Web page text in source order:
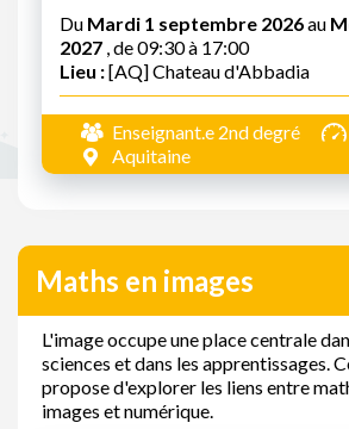
Du Mardi 1 septembre 2026au
2027 , de 09:30 à 17:00
Lieu :[AQ] Chateau d'Abbadia
Enseignant.e 2nd degré
Aquitaine
Maths en images
L'image occupe une place centrale
sciences et dans les apprentissages.
propose d'explorer les liens entre
images et numérique.